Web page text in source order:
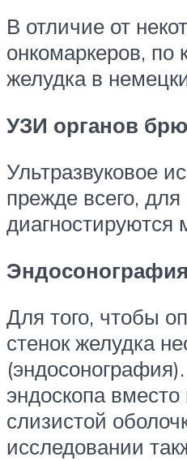
В отличие от
онкомаркеров, по
желудка в
УЗИ органов
Ультразвуковое
прежде всего,
диагностируются
Для того, чтобы
стенок желудка
эндоскопа вместо
слизистой
исследовании